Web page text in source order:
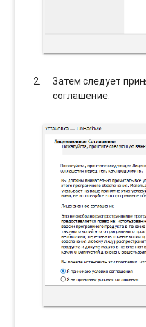
Затем следует
соглашение.